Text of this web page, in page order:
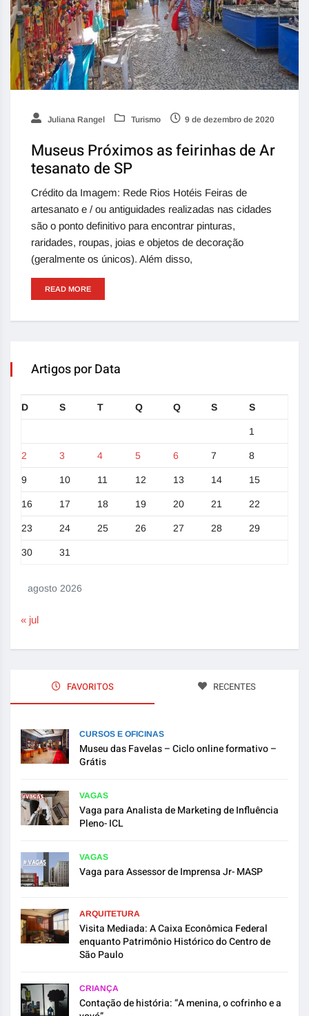
Juliana Rangel Turismo 9 de dezembro de 2020
Museus Próximos as feirinhas de Ar
tesanato de SP
Crédito da Imagem: Rede Rios Hotéis Feiras de
artesanato e / ou antiguidades realizadas nas cidades
são o ponto definitivo para encontrar pinturas,
raridades, roupas, joias e objetos de decoração
(geralmente os únicos). Além disso,
READ MORE
Artigos por Data
agosto 2026
D S T Q Q S S
1
2 3 4 5 6 7 8
9 10 11 12 13 14 15
16 17 18 19 20 21 22
23 24 25 26 27 28 29
30 31
« jul
FAVORITOS RECENTES
CURSOS E OFICINAS
Museu das Favelas – Ciclo online formativo –
Grátis
VAGAS
Vaga para Analista de Marketing de Influência
Pleno- ICL
VAGAS
Vaga para Assessor de Imprensa Jr- MASP
ARQUITETURA
Visita Mediada: A Caixa Econômica Federal
enquanto Patrimônio Histórico do Centro de
São Paulo
CRIANÇA
Contação de história: “A menina, o cofrinho e a